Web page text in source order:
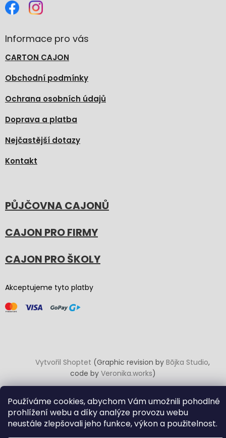
Používáme cookies, abychom Vám umožnili pohodlné
prohlížení webu a díky analýze provozu webu
neustále zlepšovali jeho funkce, výkon a použitelnost.
Informace pro vás
CARTON CAJON
Obchodní podmínky
Ochrana osobních údajů
Doprava a platba
Nejčastější dotazy
Kontakt
PŮJČOVNA CAJONŮ
CAJON PRO FIRMY
CAJON PRO ŠKOLY
Akceptujeme tyto platby
Vytvořil Shoptet (Graphic revision by Bōjka Studio,
code by Veronika.works)
Copyright 2026Carton Cajon. Všechna práva vyhrazena.
Upravit nastavení cookies